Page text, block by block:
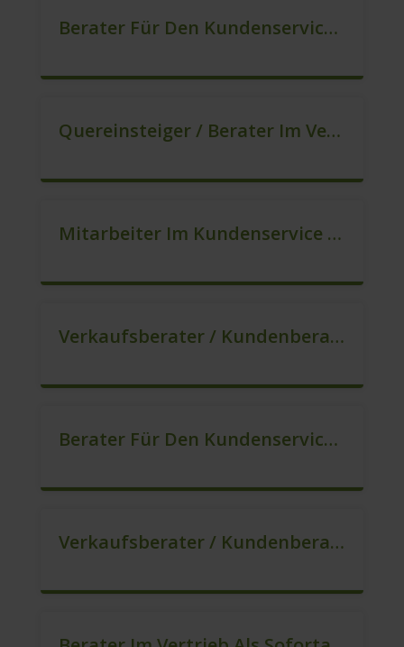
Berater Für Den Kundenservice (m/w/d)
Quereinsteiger / Berater Im Vertrieb In VZ/TZ (m/w/d)
Mitarbeiter Im Kundenservice (Quereinstieg Möglich!) (m/w/d)
Verkaufsberater / Kundenberater In VZ/TZ (m/w/d)
Berater Für Den Kundenservice / Beratung (m/w/d)
Verkaufsberater / Kundenberater, Auch Ohne Ausbildung Möglich (m/w/d)